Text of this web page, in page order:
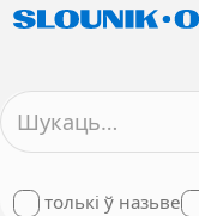
толькі ў назьве